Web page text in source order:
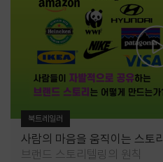
북트레일러
사람의 마음을 움직이는 스토리
브랜드 스토리텔링의 원칙